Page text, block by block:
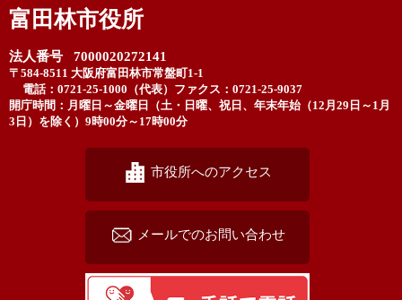
富田林市役所
法人番号 7000020272141
〒584-8511 大阪府富田林市常盤町1-1
電話：0721-25-1000（代表） ファクス：0721-25-9037
開庁時間：月曜日～金曜日（土・日曜、祝日、年末年始（12月29日～1月
3日）を除く）9時00分～17時00分
市役所へのアクセス
メールでのお問い合わせ